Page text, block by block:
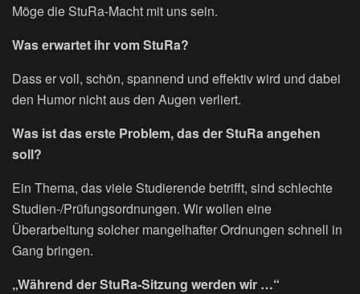
Möge die StuRa-Macht mit uns sein.
Was erwartet ihr vom StuRa?
Dass er voll, schön, spannend und effektiv wird und dabei
den Humor nicht aus den Augen verliert.
Was ist das erste Problem, das der StuRa angehen
soll?
Ein Thema, das viele Studierende betrifft, sind schlechte
Studien-/Prüfungsordnungen. Wir wollen eine
Überarbeitung solcher mangelhafter Ordnungen schnell in
Gang bringen.
„Während der StuRa-Sitzung werden wir …“